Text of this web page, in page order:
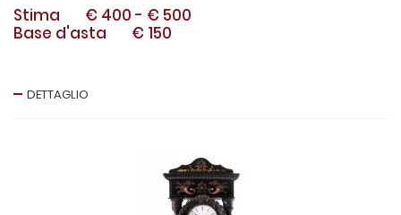
Stima € 400 - € 500
Base d'asta
€ 150
DETTAGLIO